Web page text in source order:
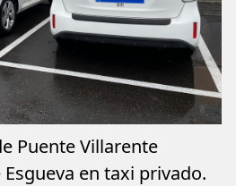
Puente Villarente
en taxi privado.